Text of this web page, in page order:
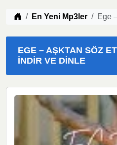
Müzik indir
En Yeni Mp3ler Ege
EGE – AŞKTAN SÖZ
İNDIR VE DINLE